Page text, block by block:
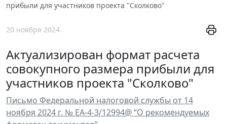
прибыли для участников проекта "Сколково"
20 ноября 2024
Актуализирован формат расчета
совокупного размера прибыли для
участников проекта "Сколково"
Письмо Федеральной налоговой службы от 14
ноября 2024 г. № ЕА-4-3/12994@ “О рекомендуемых